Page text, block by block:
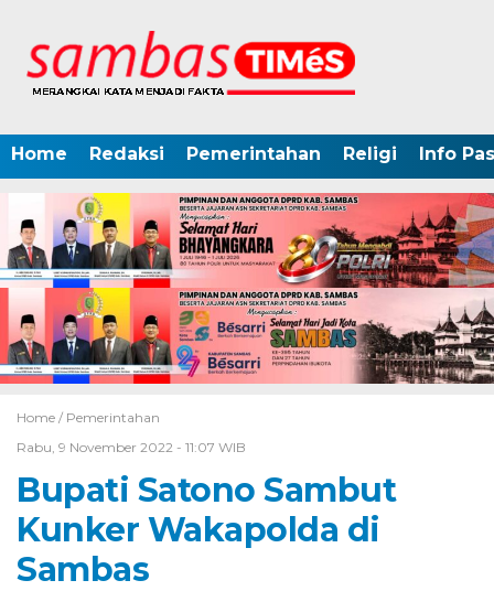
Home Redaksi Pemerintahan Religi Info
Home / Pemerintahan
Rabu, 9 November 2022 - 11:07 WIB
Bupati Satono Sambut
Kunker Wakapolda di
Sambas